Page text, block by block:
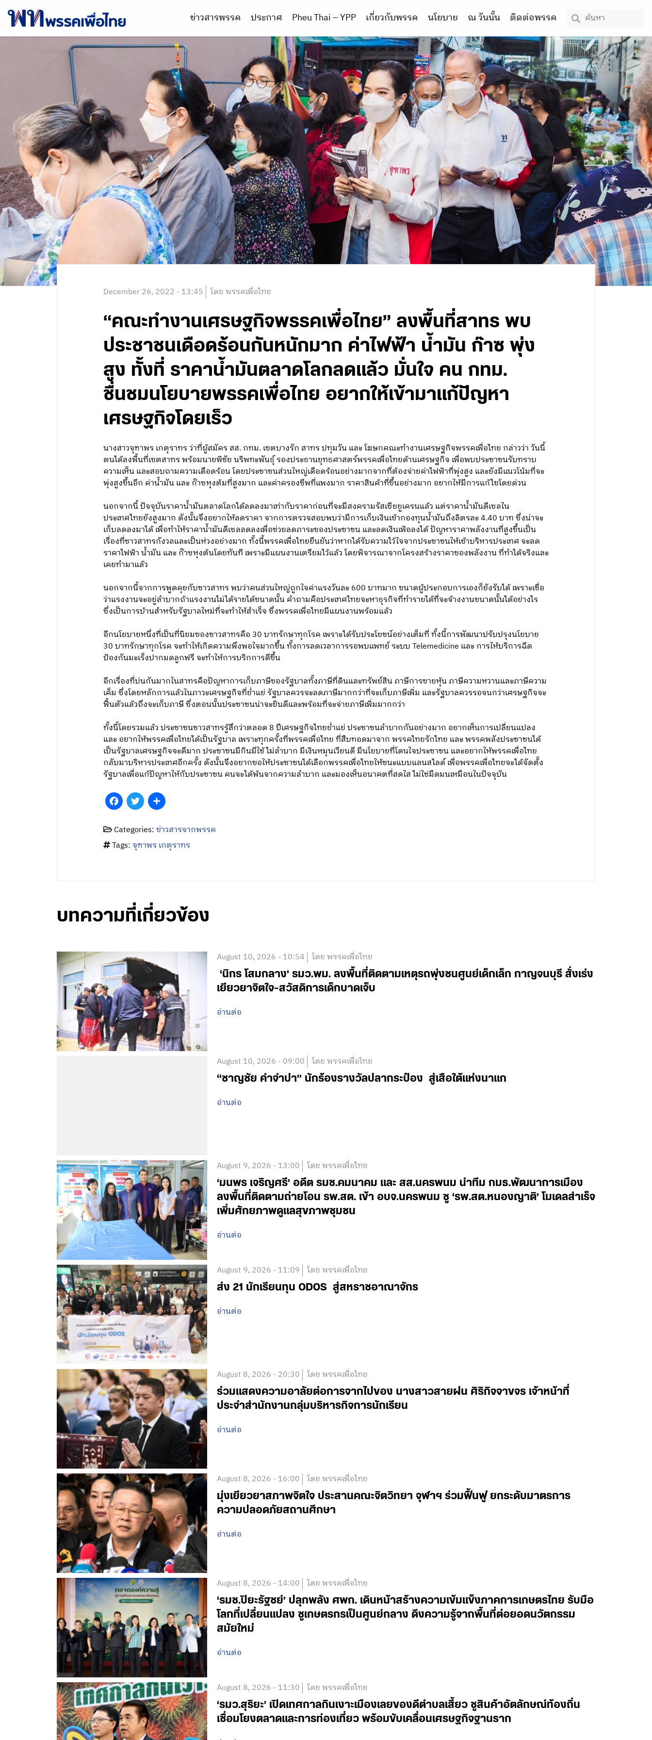
ข่าวสารพรรค ประกาศ Pheu Thai – YPP เกี่ยวกับพรรค นโยบาย ณ วันนั้น ติดต่อพรรค
December 26, 2022 - 13:45 โดย พรรคเพื่อไทย
“คณะทำงานเศรษฐกิจพรรคเพื่อไทย” ลงพื้นที่สาทร พบ
ประชาชนเดือดร้อนกันหนักมาก ค่าไฟฟ้า น้ำมัน ก๊าซ พุ่ง
สูง ทั้งที่ ราคาน้ำมันตลาดโลกลดแล้ว มั่นใจ คน กทม.
ชื่นชมนโยบายพรรคเพื่อไทย อยากให้เข้ามาแก้ปัญหา
เศรษฐกิจโดยเร็ว
นางสาวจุฑาพร เกตุราทร ว่าที่ผู้สมัคร สส. กทม. เขตบางรัก สาทร ปทุมวัน และ โฆษกคณะทำงานเศรษฐกิจพรรคเพื่อไทย กล่าวว่า วันนี้
ตนได้ลงพื้นที่เขตสาทร พร้อมนายพิชัย นริพทะพันธุ์ รองประธานยุทธศาสตร์พรรคเพื่อไทยด้านเศรษฐกิจ เพื่อพบประชาชนรับทราบ
ความเห็น และสอบถามความเดือดร้อน โดยประชาชนส่วนใหญ่เดือดร้อนอย่างมากจากที่ต้องจ่ายค่าไฟฟ้าที่พุ่งสูง และยังมีแนวโน้มที่จะ
พุ่งสูงขึ้นอีก ค่าน้ำมัน และ ก๊าซหุงต้มที่สูงมาก และค่าครองชีพที่แพงมาก ราคาสินค้าที่ขึ้นอย่างมาก อยากให้มีการแก้ไขโดยด่วน
นอกจากนี้ ปัจจุบันราคาน้ำมันตลาดโลกได้ลดลงมาเท่ากับราคาก่อนที่จะมีสงครามรัสเซียยูเครนแล้ว แต่ราคาน้ำมันดีเซลใน
ประเทศไทยยังสูงมาก ดังนั้นจึงอยากให้ลดราคา จากการตรวจสอบพบว่ามีการเก็บเงินเข้ากองทุนน้ำมันถึงลิตรละ 4.40 บาท ซึ่งน่าจะ
เก็บลดลงมาได้ เพื่อทำให้ราคาน้ำมันดีเซลลดลงเพื่อช่วยลดภาระของประชาชน และลดเงินเฟ้อลงได้ ปัญหาราคาพลังงานที่สูงขึ้นเป็น
เรื่องที่ชาวสาทรกังวลและเป็นห่วงอย่างมาก ทั้งนี้พรรคเพื่อไทยยืนยันว่าหากได้รับความไว้ใจจากประชาชนให้เข้าบริหารประเทศ จะลด
ราคาไฟฟ้า น้ำมัน และ ก๊าซหุงต้นโดยทันที เพราะมีแผนงานเตรียมไว้แล้ว โดยพิจารณาจากโครงสร้างราคาของพลังงาน ที่ทำได้จริงและ
เคยทำมาแล้ว
นอกจากนี้จากการพูดคุยกับชาวสาทร พบว่าคนส่วนใหญ่ถูกใจค่าแรงวันละ 600 บาทมาก ขนาดผู้ประกอบการเองก็ยังรับได้ เพราะเชื่อ
ว่าแรงงานจะอยู่ลำบากถ้าแรงงานไม่ได้รายได้ขนาดนั้น คำถามคือประเทศไทยจะหาธุรกิจที่ทำรายได้ที่จะจ้างงานขนาดนั้นได้อย่างไร
ซึ่งเป็นการบ้านสำหรับรัฐบาลใหม่ที่จะทำให้สำเร็จ ซึ่งพรรคเพื่อไทยมีแผนงานพร้อมแล้ว
อีกนโยบายหนึ่งที่เป็นที่นิยมของชาวสาทรคือ 30 บาทรักษาทุกโรค เพราะได้รับประโยชน์อย่างเต็มที่ ทั้งนี้การพัฒนาปรับปรุงนโยบาย
30 บาทรักษาทุกโรค จะทำให้เกิดความพึงพอใจมากขึ้น ทั้งการลดเวลาการรอพบแพทย์ ระบบ Telemedicine และ การให้บริการฉีด
ป้องกันมะเร็งปากมดลูกฟรี จะทำให้การบริกการดีขึ้น
อีกเรื่องที่บ่นกันมากในสาทรคือปัญหาการเก็บภาษีของรัฐบาลทั้งภาษีที่ดินและทรัพย์สิน ภาษีการขายหุ้น ภาษีความหวานและภาษีความ
เค็ม ซึ่งโดยหลักการแล้วในภาวะเศรษฐกิจที่ย่ำแย่ รัฐบาลควรจะลดภาษีมากกว่าที่จะเก็บภาษีเพิ่ม และรัฐบาลควรรอจนกว่าเศรษฐกิจจะ
ฟื้นตัวแล้วถึงจะเก็บภาษี ซึ่งตอนนั้นประชาชนน่าจะยินดีและพร้อมที่จะจ่ายภาษีเพิ่มมากกว่า
ทั้งนี้โดยรวมแล้ว ประชาชนชาวสาทรรู้สึกว่าตลอด 8 ปีเศรษฐกิจไทยย่ำแย่ ประชาชนลำบากกันอย่างมาก อยากเห็นการเปลี่ยนแปลง
และ อยากให้พรรคเพื่อไทยได้เป็นรัฐบาล เพราะทุกครั้งที่พรรคเพื่อไทย ที่สืบทอดมาจาก พรรคไทยรักไทย และ พรรคพลังประชาชนได้
เป็นรัฐบาลเศรษฐกิจจะดีมาก ประชาชนมีกินมีใช้ ไม่ลำบาก มีเงินหมุนเวียนดี มีนโยบายที่โดนใจประชาชน และอยากให้พรรคเพื่อไทย
กลับมาบริหารประเทศอีกครั้ง ดังนั้นจึงอยากขอให้ประชาชนได้เลือกพรรคเพื่อไทยให้ชนะแบบแลนสไลด์ เพื่อพรรคเพื่อไทยจะได้จัดตั้ง
รัฐบาลเพื่อแก้ปัญหาให้กับประชาชน คนจะได้พ้นจากความลำบาก และมองเห็นอนาคตที่สดใส ไม่ใช่มืดมนเหมือนในปัจจุบัน
Facebook
TwitterShare
Categories:ข่าวสารจากพรรค
Tags:จุฑาพร เกตุราทร
บทความที่เกี่ยวข้อง
August 10, 2026 - 10:54 โดย พรรคเพื่อไทย
‘นิกร โสมกลาง’ รมว.พม. ลงพื้นที่ติดตามเหตุรถพุ่งชนศูนย์เด็กเล็ก กาญจนบุรี สั่งเร่ง
เยียวยาจิตใจ-สวัสดิการเด็กบาดเจ็บ
อ่านต่อ
August 10, 2026 - 09:00 โดย พรรคเพื่อไทย
“ชาญชัย คำจำปา” นักร้องรางวัลปลากระป๋อง สู่เสือใต้แห่งนาแก
อ่านต่อ
August 9, 2026 - 13:00 โดย พรรคเพื่อไทย
‘มนพร เจริญศรี’ อดีต รมช.คมนาคม และ สส.นครพนม นำทีม กมธ.พัฒนาการเมือง
ลงพื้นที่ติดตามถ่ายโอน รพ.สต. เข้า อบจ.นครพนม ชู ‘รพ.สต.หนองญาติ’ โมเดลสำเร็จ
เพิ่มศักยภาพดูแลสุขภาพชุมชน
อ่านต่อ
August 9, 2026 - 11:09 โดย พรรคเพื่อไทย
ส่ง 21 นักเรียนทุน ODOS สู่สหราชอาณาจักร
อ่านต่อ
August 8, 2026 - 20:30 โดย พรรคเพื่อไทย
ร่วมแสดงความอาลัยต่อการจากไปของ นางสาวสายฝน ศิริกิจจาขจร เจ้าหน้าที่
ประจำสำนักงานกลุ่มบริหารกิจการนักเรียน
อ่านต่อ
August 8, 2026 - 16:00 โดย พรรคเพื่อไทย
มุ่งเยียวยาสภาพจิตใจ ประสานคณะจิตวิทยา จุฬาฯ ร่วมฟื้นฟู ยกระดับมาตรการ
ความปลอดภัยสถานศึกษา
อ่านต่อ
August 8, 2026 - 14:00 โดย พรรคเพื่อไทย
‘รมช.ปิยะรัฐชย์’ ปลุกพลัง ศพก. เดินหน้าสร้างความเข้มแข็งภาคการเกษตรไทย รับมือ
โลกที่เปลี่ยนแปลง ชูเกษตรกรเป็นศูนย์กลาง ดึงความรู้จากพื้นที่ต่อยอดนวัตกรรม
สมัยใหม่
อ่านต่อ
August 8, 2026 - 11:30 โดย พรรคเพื่อไทย
‘รมว.สุริยะ’ เปิดเทศกาลกินเงาะเมืองเลยของดีตำบลเสี้ยว ชูสินค้าอัตลักษณ์ท้องถิ่น
เชื่อมโยงตลาดและการท่องเที่ยว พร้อมขับเคลื่อนเศรษฐกิจฐานราก